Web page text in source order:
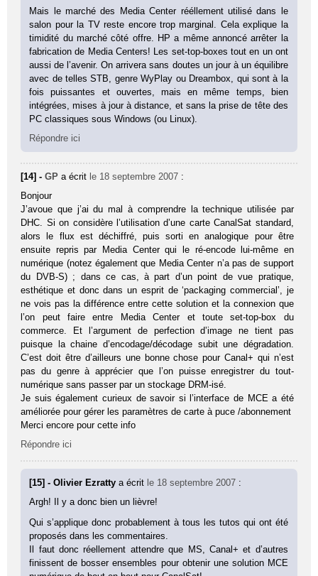
Mais le marché des Media Center rééllement utilisé dans le
salon pour la TV reste encore trop marginal. Cela explique la
timidité du marché côté offre. HP a même annoncé arrêter la
fabrication de Media Centers! Les set-top-boxes tout en un ont
aussi de l’avenir. On arrivera sans doutes un jour à un équilibre
avec de telles STB, genre WyPlay ou Dreambox, qui sont à la
fois puissantes et ouvertes, mais en même temps, bien
intégrées, mises à jour à distance, et sans la prise de tête des
PC classiques sous Windows (ou Linux).
Répondre ici
[14] -GP a écrit le 18 septembre 2007 :
Bonjour
J’avoue que j’ai du mal à comprendre la technique utilisée par
DHC. Si on considère l’utilisation d’une carte CanalSat standard,
alors le flux est déchiffré, puis sorti en analogique pour être
ensuite repris par Media Center qui le ré-encode lui-même en
numérique (notez également que Media Center n’a pas de support
du DVB-S) ; dans ce cas, à part d’un point de vue pratique,
esthétique et donc dans un esprit de ‘packaging commercial’, je
ne vois pas la différence entre cette solution et la connexion que
l’on peut faire entre Media Center et toute set-top-box du
commerce. Et l’argument de perfection d’image ne tient pas
puisque la chaine d’encodage/décodage subit une dégradation.
C’est doit être d’ailleurs une bonne chose pour Canal+ qui n’est
pas du genre à apprécier que l’on puisse enregistrer du tout-
numérique sans passer par un stockage DRM-isé.
Je suis également curieux de savoir si l’interface de MCE a été
améliorée pour gérer les paramètres de carte à puce /abonnement
Merci encore pour cette info
Répondre ici
[15] - Olivier Ezrattya écrit le 18 septembre 2007 :
Argh! Il y a donc bien un lièvre!
Qui s’applique donc probablement à tous les tutos qui ont été
proposés dans les commentaires.
Il faut donc réellement attendre que MS, Canal+ et d’autres
finissent de bosser ensembles pour obtenir une solution MCE